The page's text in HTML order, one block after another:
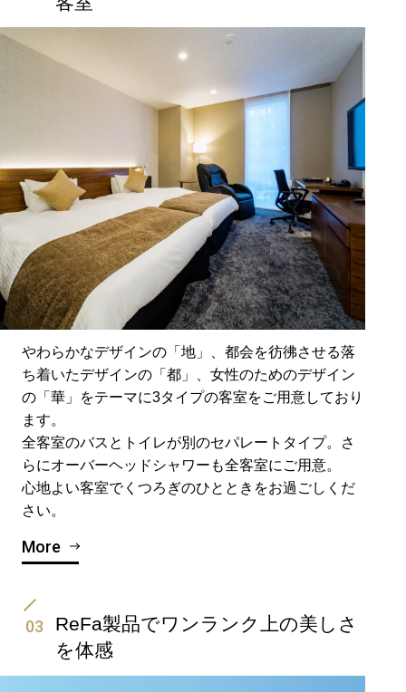
やわらかなデザインの「地」、都会を彷彿させる落
ち着いたデザインの「都」、女性のためのデザイン
の「華」をテーマに3タイプの客室をご用意しており
ます。
全客室のバスとトイレが別のセパレートタイプ。さ
らにオーバーヘッドシャワーも全客室にご用意。
心地よい客室でくつろぎのひとときをお過ごしくだ
さい。
More
03
ReFa製品でワンランク上の美しさ
を体感